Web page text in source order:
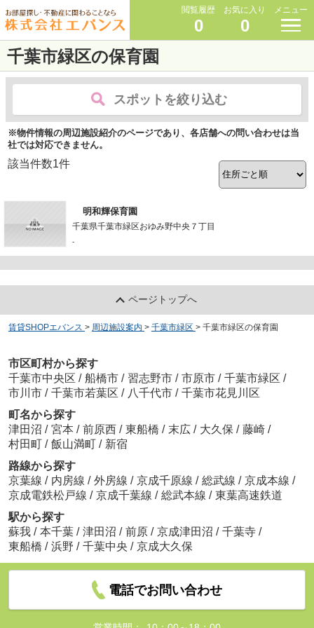
閲覧履歴
0
お気に入り
0
メニュー
千葉市緑区の保育園
スポットを絞り込む
※物件情報の周辺施設紹介のページであり、各店舗への問い合わせは当
社では対応できません。
該当件数1件
明和輝保育園
千葉県千葉市緑区おゆみ野中央７丁目
-
ページトップへ
賃貸SHOPエバンス > 周辺施設案内 > 千葉市緑区 > 千葉市緑区の保育園
市区町村から探す
千葉市中央区 / 船橋市 / 習志野市 / 市原市 / 千葉市緑区 /
市川市 / 千葉市若葉区 / 八千代市 / 千葉市花見川区
町名から探す
津田沼 / 宮本 / 前原西 / 東船橋 / 末広 / 大久保 / 藤崎 /
村田町 / 飯山満町 / 新宿
路線から探す
京葉線 / 内房線 / 外房線 / 京成千原線 / 総武線 / 京成本線 /
京成電鉄松戸線 / 京成千葉線 / 総武本線 / 東葉高速鉄道
駅から探す
蘇我 / 本千葉 / 津田沼 / 前原 / 京成津田沼 / 千葉寺 /
東船橋 / 浜野 / 千葉中央 / 京成大久保
電話でお問い合わせ